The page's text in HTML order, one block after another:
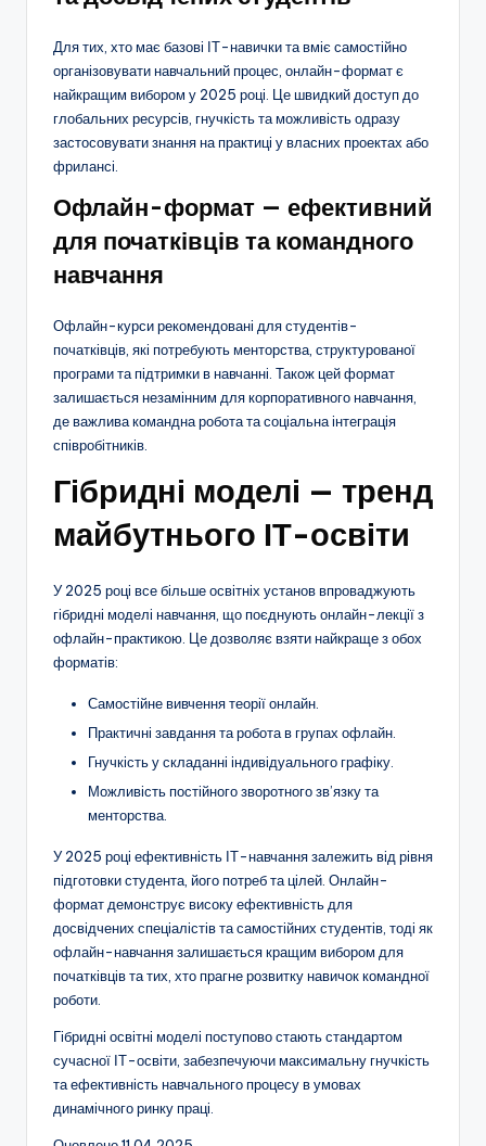
Для тих, хто має базові ІТ-навички та вміє самостійно
організовувати навчальний процес, онлайн-формат є
найкращим вибором у 2025 році. Це швидкий доступ до
глобальних ресурсів, гнучкість та можливість одразу
застосовувати знання на практиці у власних проектах або
фрилансі.
Офлайн-формат — ефективний
для початківців та командного
навчання
Офлайн-курси рекомендовані для студентів-
початківців, які потребують менторства, структурованої
програми та підтримки в навчанні. Також цей формат
залишається незамінним для корпоративного навчання,
де важлива командна робота та соціальна інтеграція
співробітників.
Гібридні моделі — тренд
майбутнього ІТ-освіти
У 2025 році все більше освітніх установ впроваджують
гібридні моделі навчання, що поєднують онлайн-лекції з
офлайн-практикою. Це дозволяє взяти найкраще з обох
форматів:
Самостійне вивчення теорії онлайн.
Практичні завдання та робота в групах офлайн.
Гнучкість у складанні індивідуального графіку.
Можливість постійного зворотного зв’язку та
менторства.
У 2025 році ефективність ІТ-навчання залежить від рівня
підготовки студента, його потреб та цілей. Онлайн-
формат демонструє високу ефективність для
досвідчених спеціалістів та самостійних студентів, тоді як
офлайн-навчання залишається кращим вибором для
початківців та тих, хто прагне розвитку навичок командної
роботи.
Гібридні освітні моделі поступово стають стандартом
сучасної ІТ-освіти, забезпечуючи максимальну гнучкість
та ефективність навчального процесу в умовах
динамічного ринку праці.